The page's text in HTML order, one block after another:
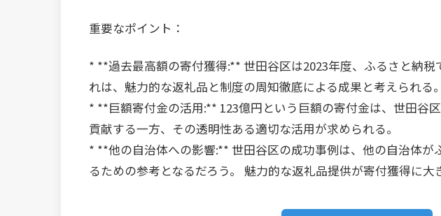
重要なポイント：
* **過去最高額の寄付獲得:** 世田谷区は2023年度、ふるさと納税
れは、魅力的な返礼品と制度の周知徹底による成果と考えられる。
* **巨額寄付金の活用:** 123億円という巨額の寄付金は、世田谷
貢献する一方、その透明性ある適切な活用が求められる。
* **他の自治体への影響:** 世田谷区の成功事例は、他の自治体が
るための参考となるだろう。 魅力的な返礼品提供が寄付獲得に大